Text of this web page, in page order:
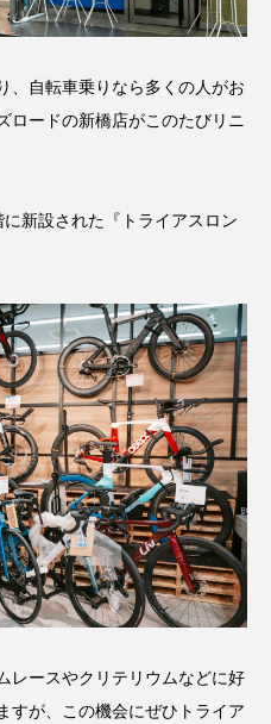
、自転車乗りなら多くの人がお
ロードの新橋店がこのたびリニ
新設された『トライアスロン
レースやクリテリウムなどに好
すが、この機会にぜひトライア